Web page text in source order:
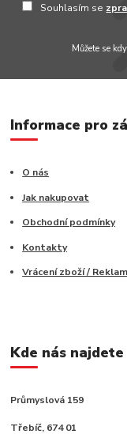
Souhlasím se
Můžete se
Informace pro
O nás
Jak nakupovat
Obchodní podmínky
Kontakty
Vrácení zboží /
Kde nás najdete
Průmyslová 159
Třebíč, 674 01